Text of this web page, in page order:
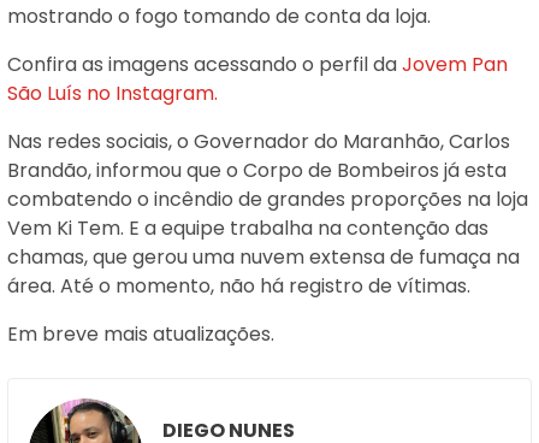
mostrando o fogo tomando de conta da loja.
Confira as imagens acessando o perfil daJovem Pan
São Luís no Instagram.
Nas redes sociais, o Governador do Maranhão, Carlos
Brandão, informou que o Corpo de Bombeiros já esta
combatendo o incêndio de grandes proporções na loja
Vem Ki Tem. E a equipe trabalha na contenção das
chamas, que gerou uma nuvem extensa de fumaça na
área. Até o momento, não há registro de vítimas.
Em breve mais atualizações.
DIEGO NUNES